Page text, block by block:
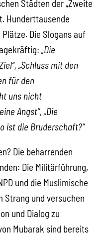
Städten der „Zweite
Hunderttausende
Die Slogans auf
„Die
„Schluss mit den
für den
uns nicht
Angst“, „Die
ist die Bruderschaft?“
Die beharrenden
Die Militärführung,
und die Muslimische
Strang und versuchen
und Dialog zu
Mubarak sind bereits